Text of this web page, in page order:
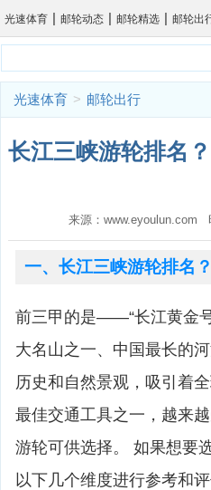
光速体育 | 邮轮动态 | 邮轮精选 | 邮轮出
光速体育 > 邮轮出行
长江三峡游轮排名
来源：
一、长江三峡游轮排名？
前三甲的是——“长江黄金号
大名山之一、中国最长的
历史和自然景观，吸引着
最佳交通工具之一，越来
游轮可供选择。 如果想要
以下几个维度进行参考和